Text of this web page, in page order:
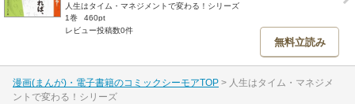
人生はタイム・マネジメントで変わる！シリーズ
1巻
460pt
レビュー投稿数0件
無料立読み
漫画(まんが)・電子書籍のコミックシーモアTOP
人生はタイム・マネジメ
ントで変わる！シリーズ